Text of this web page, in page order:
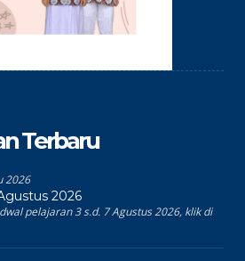
Terbaru
2026
2026
pelajaran 3 s.d. 7 Agustus 2026, klik di